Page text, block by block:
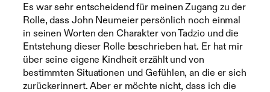
Es war sehr entscheidend für meinen Zugang zu der
Rolle, dass John Neumeier persönlich noch einmal
in seinen Worten den Charakter von Tadzio und die
Entstehung dieser Rolle beschrieben hat. Er hat mir
über seine eigene Kindheit erzählt und von
bestimmten Situationen und Gefühlen, an die er sich
zurückerinnert. Aber er möchte nicht, dass ich die